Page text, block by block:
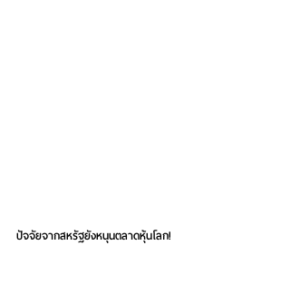
ปัจจัยจากสหรัฐยังหนุนตลาดหุ้นโลก!